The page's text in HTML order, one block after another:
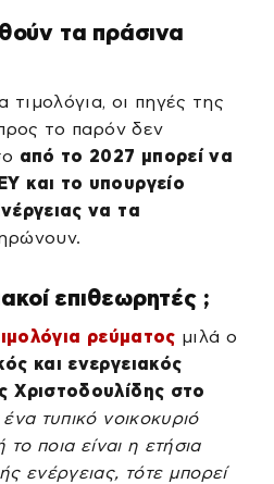
τα πράσινα
τιμολόγια, οι πηγές της
το παρόν δεν
από το 2027 μπορεί να
και το υπουργείο
να τα
επιθεωρητές ;
ρεύματος μιλά ο
και ενεργειακός
Χριστοδουλίδης στο
τυπικό νοικοκυριό
ποια είναι η ετήσια
ενέργειας, τότε μπορεί